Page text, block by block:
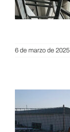
6 de marzo de 2025